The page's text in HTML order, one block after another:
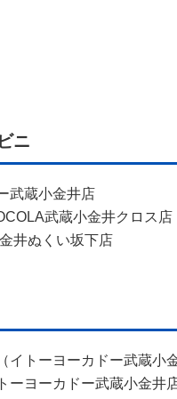
ニ
武蔵小金井店
武蔵小金井クロス店
井ぬくい坂下店
イトーヨーカドー武蔵小
ーヨーカドー武蔵小金井店